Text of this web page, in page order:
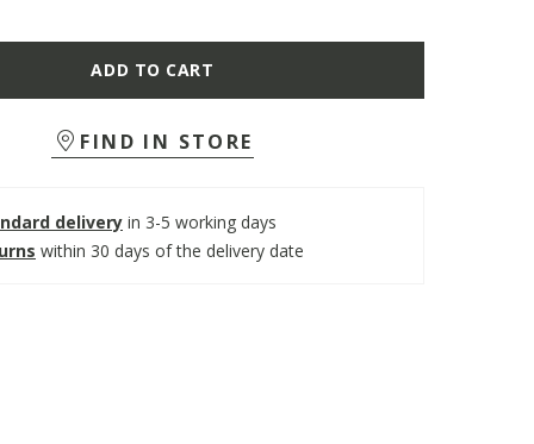
ADD TO CART
FIND IN STORE
delivery in 3-5 working days
within 30 days of the delivery date